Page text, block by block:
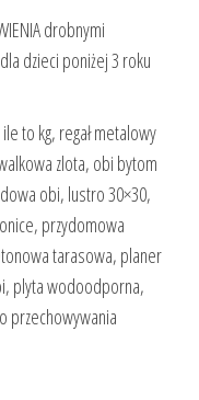
drobnymi
dzieci poniżej 3 roku
to kg, regał metalowy
zlota, obi bytom
obi, lustro 30×30,
przydomowa
tarasowa, planer
plyta wodoodporna,
przechowywania